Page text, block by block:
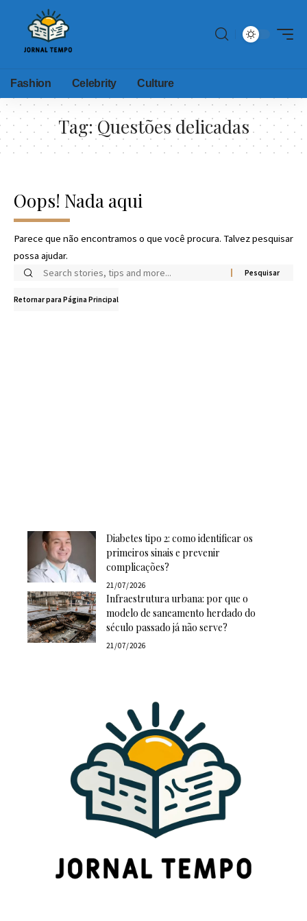
Fashion Celebrity Culture
Tag:Questões delicadas
Oops! Nada aqui
Parece que não encontramos o que você procura. Talvez pesquisar
possa ajudar.
Retornar para Página Principal
Diabetes tipo 2: como identificar os
primeiros sinais e prevenir
complicações?
21/07/2026
Infraestrutura urbana: por que o
modelo de saneamento herdado do
século passado já não serve?
21/07/2026